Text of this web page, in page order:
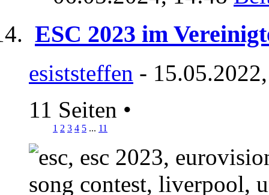
ESC 2023 im
esiststeffen -
11 Seiten •
1 2 3 4 5 ... 11